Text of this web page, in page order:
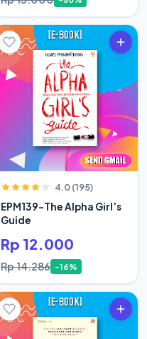
4.0 (195)
EPM139-The Alpha Girl’s
Guide
Rp 12.000
Rp 14.286 -16%